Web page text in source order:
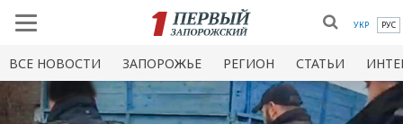
УКР РУС
ВСЕ НОВОСТИ ЗАПОРОЖЬЕ РЕГИОН СТАТЬИ